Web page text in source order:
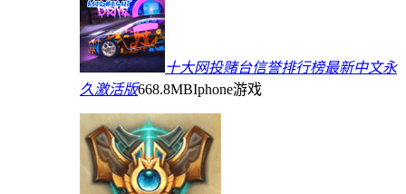
十大网投赌台信誉排行榜最新中文永
久激活版668.8MBIphone游戏